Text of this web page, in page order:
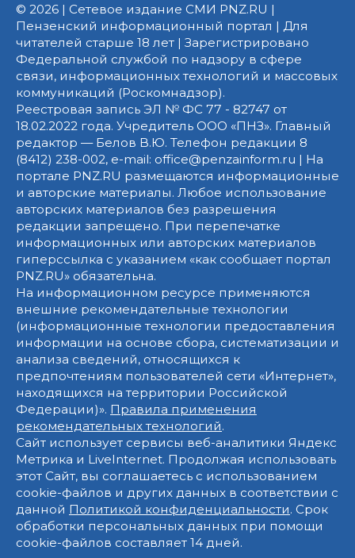
© 2026 | Сетевое издание СМИ PNZ.RU |
Пензенский информационный портал | Для
читателей старше 18 лет | Зарегистрировано
Федеральной службой по надзору в сфере
связи, информационных технологий и массовых
коммуникаций (Роскомнадзор).
Реестровая запись ЭЛ № ФС 77 - 82747 от
18.02.2022 года. Учредитель ООО «ПНЗ». Главный
редактор — Белов В.Ю. Телефон редакции 8
(8412) 238-002, e-mail: office@penzainform.ru | На
портале PNZ.RU размещаются информационные
и авторские материалы. Любое использование
авторских материалов без разрешения
редакции запрещено. При перепечатке
информационных или авторских материалов
гиперссылка с указанием «как сообщает портал
PNZ.RU» обязательна.
На информационном ресурсе применяются
внешние рекомендательные технологии
(информационные технологии предоставления
информации на основе сбора, систематизации и
анализа сведений, относящихся к
предпочтениям пользователей сети «Интернет»,
находящихся на территории Российской
Федерации)». Правила применения
рекомендательных технологий.
Сайт использует сервисы веб-аналитики Яндекс
Метрика и LiveInternet. Продолжая использовать
этот Сайт, вы соглашаетесь с использованием
cookie-файлов и других данных в соответствии с
данной Политикой конфиденциальности. Срок
обработки персональных данных при помощи
cookie-файлов составляет 14 дней.